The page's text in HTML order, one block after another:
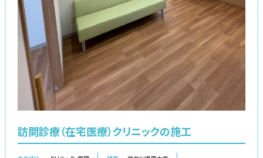
訪問診療（在宅医療）クリニックの施工